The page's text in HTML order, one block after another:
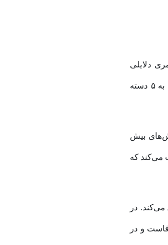
دلایلی
مختلفی دارد که هرکدام از آن‌ها علائم خاص خود را دارند. سرخوردگی مهره‌های کمر بر اساس علت ایجاد به ۵ دسته
بیش
می‌کند که
در
و در